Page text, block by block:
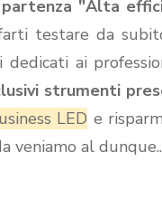
"Alta
testare da
ai
strumenti
LED e
veniamo al